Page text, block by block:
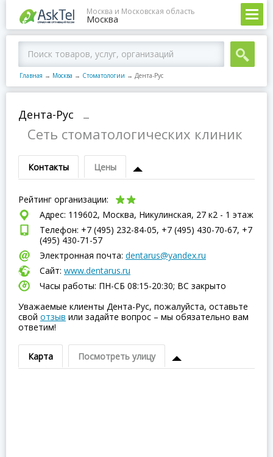
Москва и Московская область
Москва
Главная → Москва → Стоматологии → Дента-Рус
Дента-Рус
–
Сеть стоматологических клиник
Контакты Цены
Рейтинг организации:
Адрес: 119602, Москва, Никулинская, 27 к2 - 1 этаж
Телефон: +7 (495) 232-84-05, +7 (495) 430-70-67, +7
(495) 430-71-57
Электронная почта: dentarus@yandex.ru
Сайт: www.dentarus.ru
Часы работы: ПН-СБ 08:15-20:30; ВC закрыто
Уважаемые клиенты Дента-Рус, пожалуйста, оставьте
свой отзыв или задайте вопрос – мы обязательно вам
ответим!
Карта Посмотреть улицу